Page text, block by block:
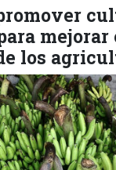
mejorar
los